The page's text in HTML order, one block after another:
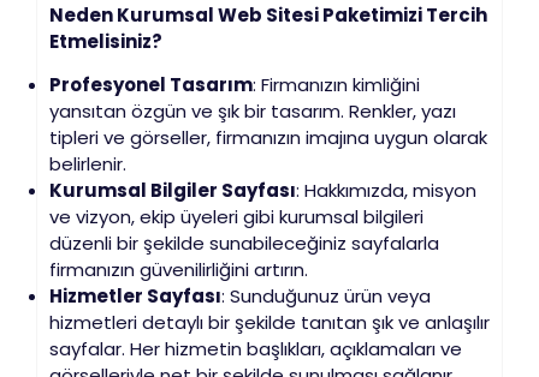
Neden Kurumsal Web Sitesi Paketimizi Tercih
Etmelisiniz?
Profesyonel Tasarım: Firmanızın kimliğini
yansıtan özgün ve şık bir tasarım. Renkler, yazı
tipleri ve görseller, firmanızın imajına uygun olarak
belirlenir.
Kurumsal Bilgiler Sayfası: Hakkımızda, misyon
ve vizyon, ekip üyeleri gibi kurumsal bilgileri
düzenli bir şekilde sunabileceğiniz sayfalarla
firmanızın güvenilirliğini artırın.
Hizmetler Sayfası: Sunduğunuz ürün veya
hizmetleri detaylı bir şekilde tanıtan şık ve anlaşılır
sayfalar. Her hizmetin başlıkları, açıklamaları ve